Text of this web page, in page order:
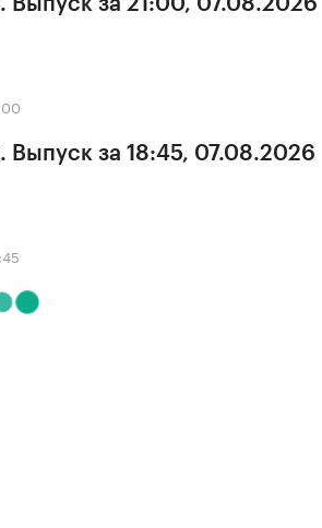
Выпуск за 21:00, 07.08.2026
Выпуск за 18:45, 07.08.2026